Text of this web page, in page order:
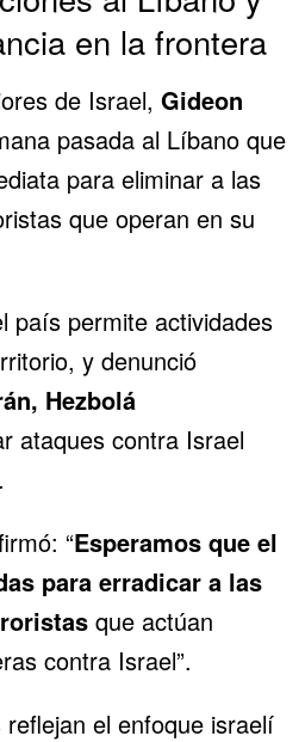
en la frontera
de Israel, Gideon
pasada al Líbano que
para eliminar a las
que operan en su
país permite actividades
y denunció
, Hezbolá
ataques contra Israel
“Esperamos que el
para erradicar a las
que actúan
contra Israel”.
el enfoque israelí